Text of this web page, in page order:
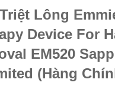
Lông
Device For
EM520
(Hàng